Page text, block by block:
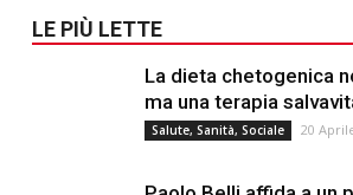
LE PIÙ LETTE
La dieta chetogenica
ma una terapia
Salute, Sanità, Sociale 20